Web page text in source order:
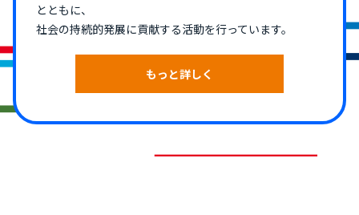
とともに、
社会の持続的発展に貢献する活動を行っています。
もっと詳しく